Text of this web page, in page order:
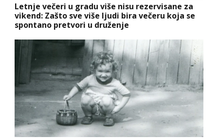
Letnje večeri u gradu više nisu rezervisane za
vikend: Zašto sve više ljudi bira večeru koja se
spontano pretvori u druženje